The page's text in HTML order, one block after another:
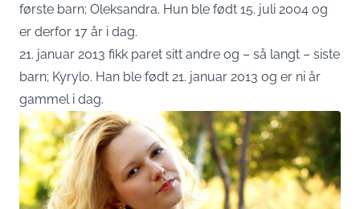
første barn; Oleksandra. Hun ble født 15. juli 2004 og
er derfor 17 år i dag.
21. januar 2013 fikk paret sitt andre og – så langt – siste
barn; Kyrylo. Han ble født 21. januar 2013 og er ni år
gammel i dag.